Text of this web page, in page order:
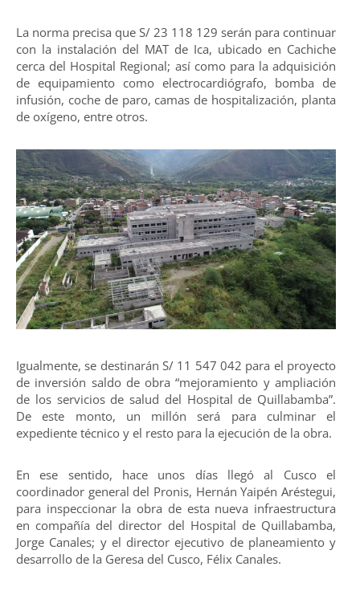
La norma precisa que S/ 23 118 129 serán para continuar
con la instalación del MAT de Ica, ubicado en Cachiche
cerca del Hospital Regional; así como para la adquisición
de equipamiento como electrocardiógrafo, bomba de
infusión, coche de paro, camas de hospitalización, planta
de oxígeno, entre otros.
Igualmente, se destinarán S/ 11 547 042 para el proyecto
de inversión saldo de obra “mejoramiento y ampliación
de los servicios de salud del Hospital de Quillabamba”.
De este monto, un millón será para culminar el
expediente técnico y el resto para la ejecución de la obra.
En ese sentido, hace unos días llegó al Cusco el
coordinador general del Pronis, Hernán Yaipén Aréstegui,
para inspeccionar la obra de esta nueva infraestructura
en compañía del director del Hospital de Quillabamba,
Jorge Canales; y el director ejecutivo de planeamiento y
desarrollo de la Geresa del Cusco, Félix Canales.